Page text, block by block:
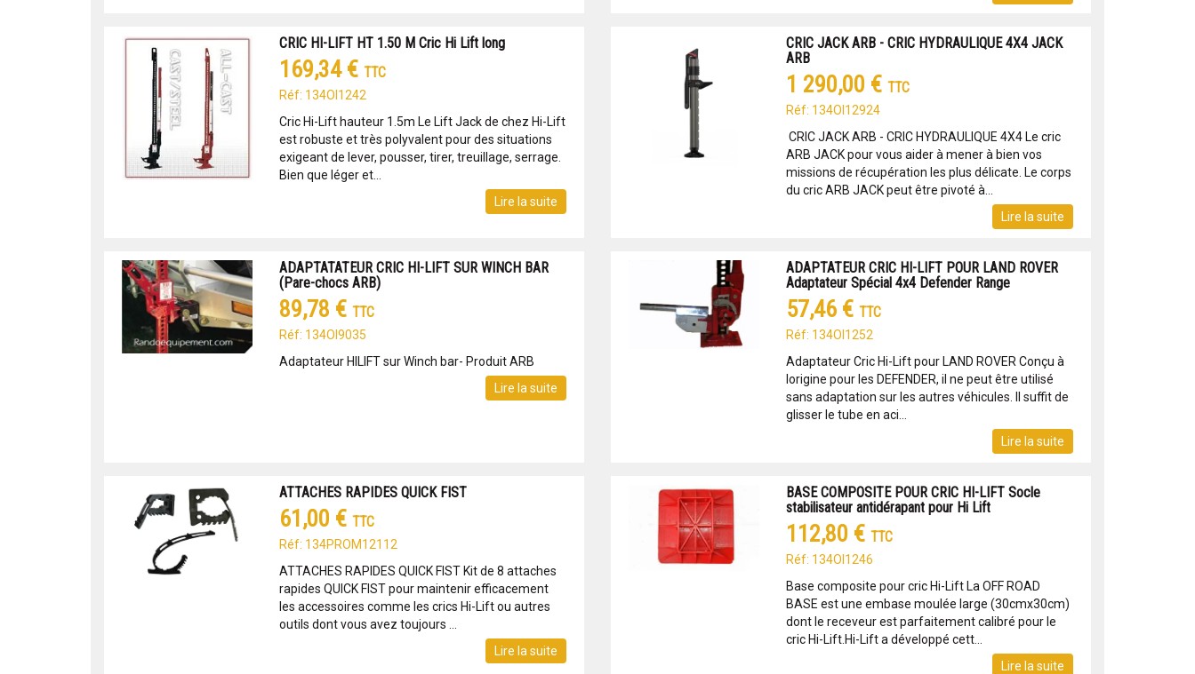
CRIC HI-LIFT HT 1.50 M Cric Hi Lift long
169,34 € TTC
Réf: 134OI1242
Cric Hi-Lift hauteur 1.5m Le Lift Jack de chez Hi-Lift
est robuste et très polyvalent pour des situations
exigeant de lever, pousser, tirer, treuillage, serrage.
Bien que léger et...
Lire la suite
CRIC JACK ARB - CRIC HYDRAULIQUE 4X4 JACK
ARB
1 290,00 € TTC
Réf: 134OI12924
CRIC JACK ARB - CRIC HYDRAULIQUE 4X4 Le cric
ARB JACK pour vous aider à mener à bien vos
missions de récupération les plus délicate. Le corps
du cric ARB JACK peut être pivoté à...
Lire la suite
ADAPTATATEUR CRIC HI-LIFT SUR WINCH BAR
(Pare-chocs ARB)
89,78 € TTC
Réf: 134OI9035
Adaptateur HILIFT sur Winch bar- Produit ARB
Lire la suite
ADAPTATEUR CRIC HI-LIFT POUR LAND ROVER
Adaptateur Spécial 4x4 Defender Range
57,46 € TTC
Réf: 134OI1252
Adaptateur Cric Hi-Lift pour LAND ROVER Conçu à
lorigine pour les DEFENDER, il ne peut être utilisé
sans adaptation sur les autres véhicules. Il suffit de
glisser le tube en aci...
Lire la suite
ATTACHES RAPIDES QUICK FIST
61,00 € TTC
Réf: 134PROM12112
ATTACHES RAPIDES QUICK FIST Kit de 8 attaches
rapides QUICK FIST pour maintenir efficacement
les accessoires comme les crics Hi-Lift ou autres
outils dont vous avez toujours ...
Lire la suite
BASE COMPOSITE POUR CRIC HI-LIFT Socle
stabilisateur antidérapant pour Hi Lift
112,80 € TTC
Réf: 134OI1246
Base composite pour cric Hi-Lift La OFF ROAD
BASE est une embase moulée large (30cmx30cm)
dont le receveur est parfaitement calibré pour le
cric Hi-Lift.Hi-Lift a développé cett...
Lire la suite